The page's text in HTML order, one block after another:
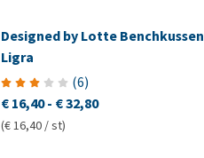
Designed by Lotte Benchkussen
Ligra
(6)
€ 16,40 - € 32,80
(€ 16,40 / st)